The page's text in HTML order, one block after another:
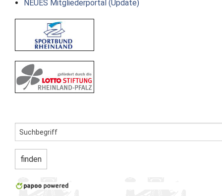
NEUES Mitgliederportal (Update)